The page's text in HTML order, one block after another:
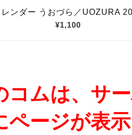
コムは、サ
ページが表